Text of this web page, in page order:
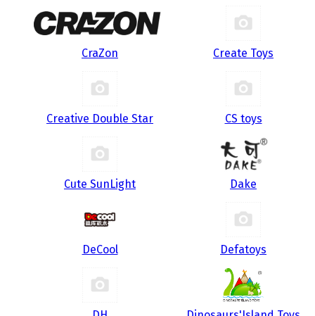
CraZon Create Toys
Creative Double Star CS toys
Cute SunLight Dake
DeCool Defatoys